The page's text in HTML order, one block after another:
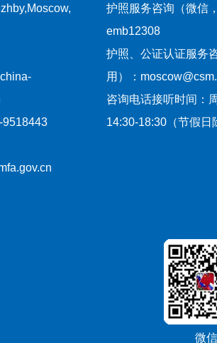
9518443
护照服务咨询（微信
emb12308
护照、公证认证服务
用）：
咨询电话接听时间：
14:30-18:30（节假日
微信